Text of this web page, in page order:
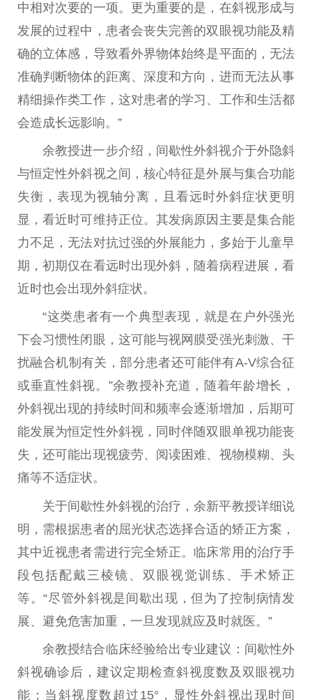
中相对次要的一项。更为重要的是，在斜视形成与
发展的过程中，患者会丧失完善的双眼视功能及精
确的立体感，导致看外界物体始终是平面的，无法
准确判断物体的距离、深度和方向，进而无法从事
精细操作类工作，这对患者的学习、工作和生活都
会造成长远影响。”
余教授进一步介绍，间歇性外斜视介于外隐斜
与恒定性外斜视之间，核心特征是外展与集合功能
失衡，表现为视轴分离，且看远时外斜症状更明
显，看近时可维持正位。其发病原因主要是集合能
力不足，无法对抗过强的外展能力，多始于儿童早
期，初期仅在看远时出现外斜，随着病程进展，看
近时也会出现外斜症状。
“这类患者有一个典型表现，就是在户外强光
下会习惯性闭眼，这可能与视网膜受强光刺激、干
扰融合机制有关，部分患者还可能伴有A-V综合征
或垂直性斜视。”余教授补充道，随着年龄增长，
外斜视出现的持续时间和频率会逐渐增加，后期可
能发展为恒定性外斜视，同时伴随双眼单视功能丧
失，还可能出现视疲劳、阅读困难、视物模糊、头
痛等不适症状。
关于间歇性外斜视的治疗，余新平教授详细说
明，需根据患者的屈光状态选择合适的矫正方案，
其中近视患者需进行完全矫正。临床常用的治疗手
段包括配戴三棱镜、双眼视觉训练、手术矫正
等。“尽管外斜视是间歇出现，但为了控制病情发
展、避免危害加重，一旦发现就应及时就医。”
余教授结合临床经验给出专业建议：间歇性外
斜视确诊后，建议定期检查斜视度数及双眼视功
能；当斜视度数超过15°，显性外斜视出现时间